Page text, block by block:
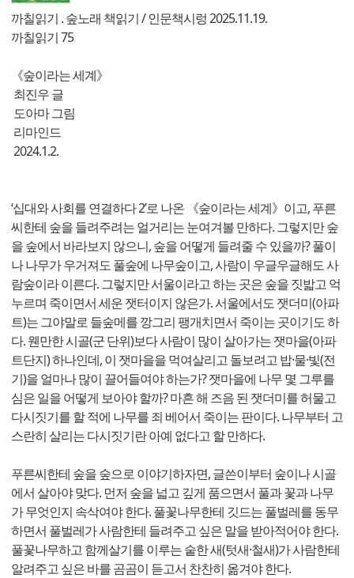
까칠읽기 . 숲노래 책읽기 / 인문책시렁 2025.11.19.
까칠읽기 75
《숲이라는 세계》
최진우 글
도아마 그림
리마인드
2024.1.2.
‘십대와 사회를 연결하다 2’로 나온 《숲이라는 세계》이고, 푸른
씨한테 숲을 들려주려는 얼거리는 눈여겨볼 만하다. 그렇지만 숲
을 숲에서 바라보지 않으니, 숲을 어떻게 들려줄 수 있을까? 풀이
나 나무가 우거져도 풀숲에 나무숲이고, 사람이 우글우글해도 사
람숲이라 이른다. 그렇지만 서울이라고 하는 곳은 숲을 짓밟고 억
누르며 죽이면서 세운 잿터이지 않은가. 서울에서도 잿더미(아파
트)는 그야말로 들숲메를 깡그리 팽개치면서 죽이는 곳이기도 하
다. 웬만한 시골(군 단위)보다 사람이 많이 살아가는 잿마을(아파
트단지) 하나인데, 이 잿마을을 먹여살리고 돌보려고 밥·물·빛(전
기)을 얼마나 많이 끌어들여야 하는가? 잿마을에 나무 몇 그루를
심은 일을 어떻게 보아야 할까? 마흔 해 즈음 된 잿더미를 허물고
다시짓기를 할 적에 나무를 죄 베어서 죽이는 판이다. 나무부터 고
스란히 살리는 다시짓기란 아예 없다고 할 만하다.
푸른씨한테 숲을 숲으로 이야기하자면, 글쓴이부터 숲이나 시골
에서 살아야 맞다. 먼저 숲을 넓고 깊게 품으면서 풀과 꽃과 나무
가 무엇인지 속삭여야 한다. 풀꽃나무한테 깃드는 풀벌레를 동무
하면서 풀벌레가 사람한테 들려주고 싶은 말을 받아적어야 한다.
풀꽃나무하고 함께살기를 이루는 숱한 새(텃새·철새)가 사람한테
알려주고 싶은 바를 곰곰이 듣고서 찬찬히 옮겨야 한다.